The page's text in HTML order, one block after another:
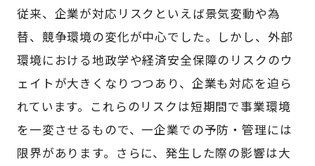
従来、企業が対応リスクといえば景気変動や為
替、競争環境の変化が中心でした。しかし、外部
環境における地政学や経済安全保障のリスクのウ
ェイトが大きくなりつつあり、企業も対応を迫ら
れています。これらのリスクは短期間で事業環境
を一変させるもので、一企業での予防・管理には
限界があります。さらに、発生した際の影響は大